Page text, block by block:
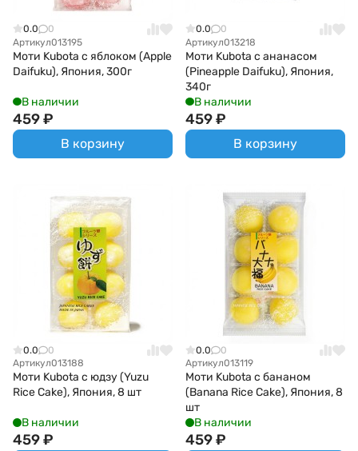
0.0
0
Артикул013195
Моти Kubota с яблоком (Apple
Daifuku), Япония, 300г
В наличии
459₽
В корзину
0.0
0
Артикул013218
Моти Kubota с ананасом
(Pineapple Daifuku), Япония,
340г
В наличии
459₽
В корзину
0.0
0
Артикул013188
Моти Kubota с юдзу (Yuzu
Rice Cake), Япония, 8 шт
В наличии
459₽
0.0
0
Артикул013119
Моти Kubota с бананом
(Banana Rice Cake), Япония, 8
шт
В наличии
459₽